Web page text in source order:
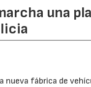
una
nueva fábrica de